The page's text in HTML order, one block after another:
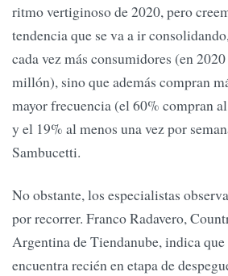
ritmo vertiginoso de 2020, pero
tendencia que se va a ir
cada vez más consumidores (en
millón), sino que además compran
mayor frecuencia (el 60% compran
y el 19% al menos una vez por
Sambucetti.
No obstante, los especialistas
por recorrer. Franco Radavero,
Argentina de Tiendanube, indica
encuentra recién en etapa de